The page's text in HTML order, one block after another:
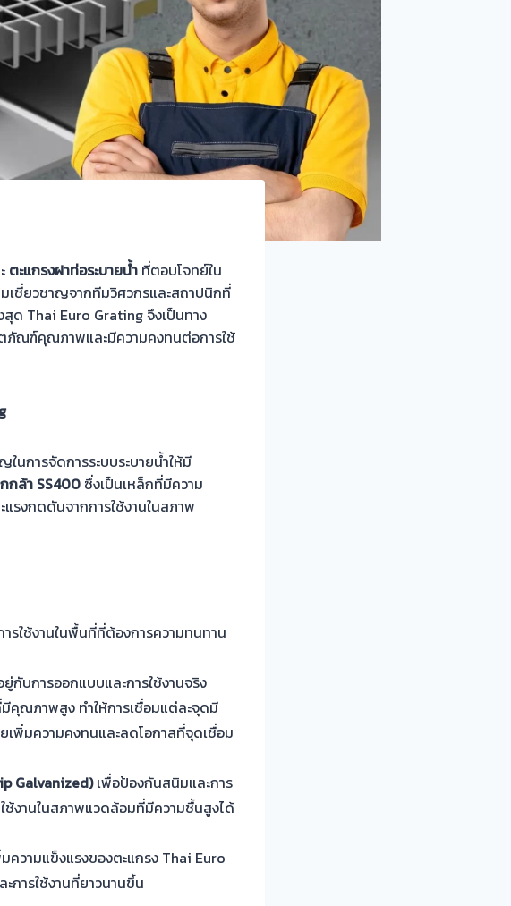
ตะแกรงฝาท่อระบายน้ำ ที่ตอบโจทย์ใน
เชี่ยวชาญจากทีมวิศวกรและสถาปนิกที่
สุด Thai Euro Grating จึงเป็นทาง
ภัณฑ์คุณภาพและมีความคงทนต่อการใช้
การจัดการระบบระบายน้ำให้มี
กล้า SS400 ซึ่งเป็นเหล็กที่มีความ
รงกดดันจากการใช้งานในสภาพ
รใช้งานในพื้นที่ที่ต้องการความทนทาน
กับการออกแบบและการใช้งานจริง
คุณภาพสูง ทำให้การเชื่อมแต่ละจุดมี
เพิ่มความคงทนและลดโอกาสที่จุดเชื่อม
Galvanized)เพื่อป้องกันสนิมและการ
ช้งานในสภาพแวดล้อมที่มีความชื้นสูงได้
ความแข็งแรงของตะแกรง Thai Euro
การใช้งานที่ยาวนานขึ้น